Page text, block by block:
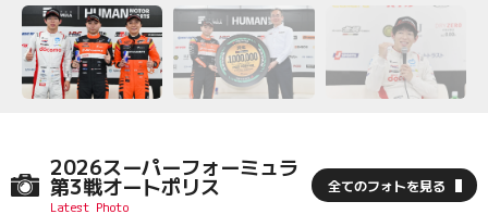
2026スーパーフォーミュラ
第3戦オートポリス 全てのフォトを見る